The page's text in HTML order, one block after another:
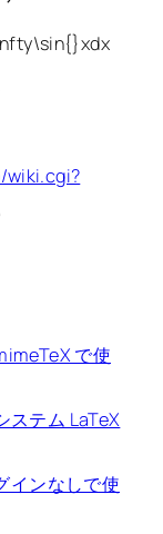
wiki.cgi?
で使
ステム LaTeX
インなしで使